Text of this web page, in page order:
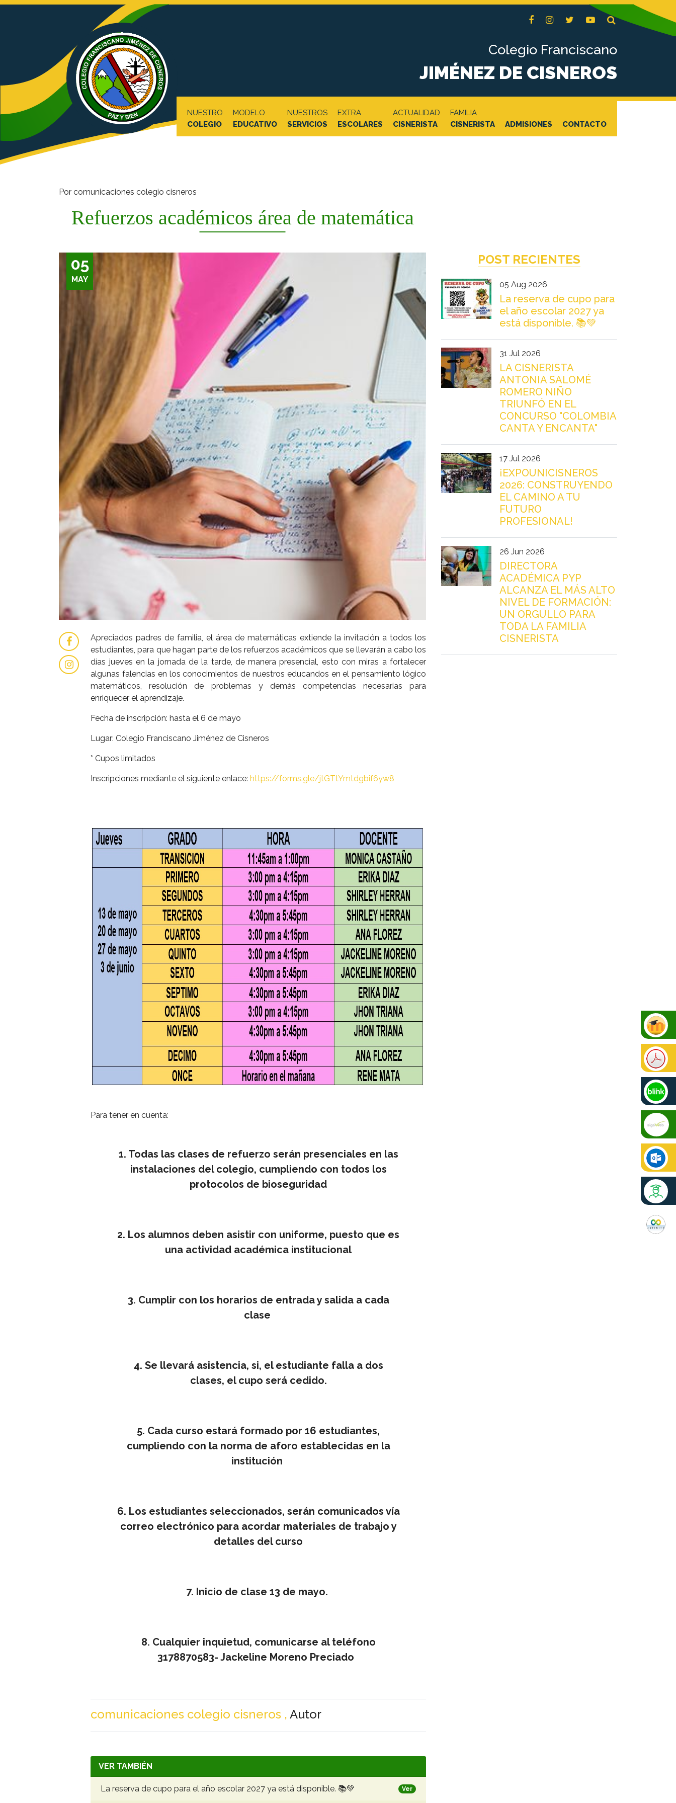
Colegio Franciscano
JIMÉNEZ DE CISNEROS
NUESTRO
COLEGIO
MODELO
EDUCATIVO
NUESTROS
SERVICIOS
EXTRA
ESCOLARES
ACTUALIDAD
CISNERISTA
FAMILIA
CISNERISTA
ADMISIONES CONTACTO
Por comunicaciones colegio cisneros
Refuerzos académicos área de matemática
05
MAY
Apreciados padres de familia, el área de matemáticas extiende la invitación a todos los
estudiantes, para que hagan parte de los refuerzos académicos que se llevarán a cabo los
días jueves en la jornada de la tarde, de manera presencial, esto con miras a fortalecer
algunas falencias en los conocimientos de nuestros educandos en el pensamiento lógico
matemáticos, resolución de problemas y demás competencias necesarias para
enriquecer el aprendizaje.
Fecha de inscripción: hasta el 6 de mayo
Lugar: Colegio Franciscano Jiménez de Cisneros
* Cupos limitados
Inscripciones mediante el siguiente enlace:https://forms.gle/jtGTtYmtdgbif6yw8
Para tener en cuenta:
1. Todas las clases de refuerzo serán presenciales en las
instalaciones del colegio, cumpliendo con todos los
protocolos de bioseguridad
2. Los alumnos deben asistir con uniforme, puesto que es
una actividad académica institucional
3. Cumplir con los horarios de entrada y salida a cada
clase
4. Se llevará asistencia, si, el estudiante falla a dos
clases, el cupo será cedido.
5. Cada curso estará formado por 16 estudiantes,
cumpliendo con la norma de aforo establecidas en la
institución
6. Los estudiantes seleccionados, serán comunicados vía
correo electrónico para acordar materiales de trabajo y
detalles del curso
7. Inicio de clase 13 de mayo.
8. Cualquier inquietud, comunicarse al teléfono
3178870583- Jackeline Moreno Preciado
comunicaciones colegio cisneros , Autor
VER TAMBIÉN
La reserva de cupo para el año escolar 2027 ya está disponible. 📚💚 Ver
POST RECIENTES
05 Aug 2026
La reserva de cupo para
el año escolar 2027 ya
está disponible. 📚💚
31 Jul 2026
LA CISNERISTA
ANTONIA SALOMÉ
ROMERO NIÑO
TRIUNFÓ EN EL
CONCURSO "COLOMBIA
CANTA Y ENCANTA"
17 Jul 2026
¡EXPOUNICISNEROS
2026: CONSTRUYENDO
EL CAMINO A TU
FUTURO
PROFESIONAL!
26 Jun 2026
DIRECTORA
ACADÉMICA PYP
ALCANZA EL MÁS ALTO
NIVEL DE FORMACIÓN:
UN ORGULLO PARA
TODA LA FAMILIA
CISNERISTA